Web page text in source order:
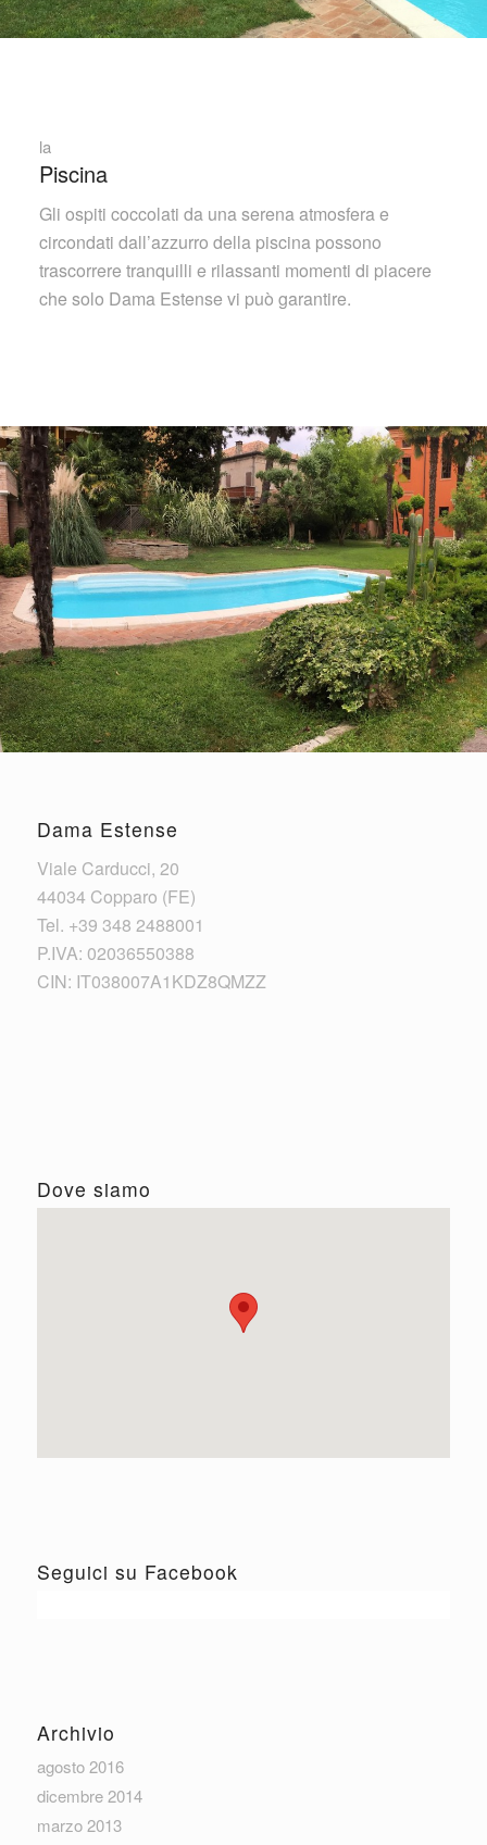
la
Piscina
Gli ospiti coccolati da una serena atmosfera e
circondati dall’azzurro della piscina possono
trascorrere tranquilli e rilassanti momenti di piacere
che solo Dama Estense vi può garantire.
Dama Estense
Viale Carducci, 20
44034 Copparo (FE)
Tel. +39 348 2488001
P.IVA: 02036550388
CIN: IT038007A1KDZ8QMZZ
Dove siamo
Seguici su Facebook
Archivio
agosto 2016
dicembre 2014
marzo 2013